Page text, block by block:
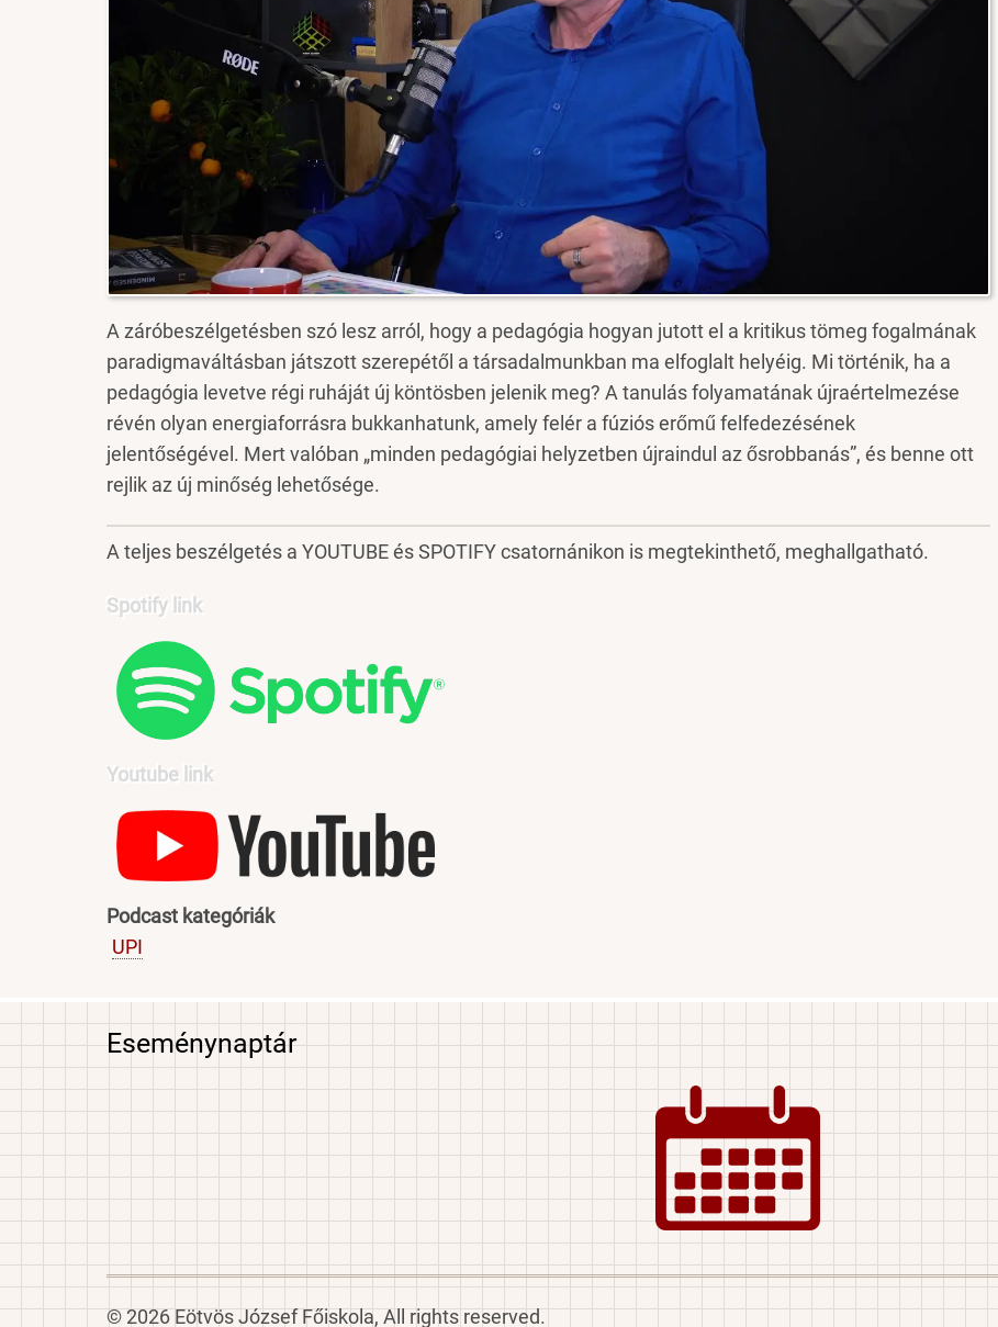
A záróbeszélgetésben szó lesz arról, hogy a pedagógia hogyan jutott el a kritikus tömeg fogalmának
paradigmaváltásban játszott szerepétől a társadalmunkban ma elfoglalt helyéig. Mi történik, ha a
pedagógia levetve régi ruháját új köntösben jelenik meg? A tanulás folyamatának újraértelmezése
révén olyan energiaforrásra bukkanhatunk, amely felér a fúziós erőmű felfedezésének
jelentőségével. Mert valóban „minden pedagógiai helyzetben újraindul az ősrobbanás”, és benne ott
rejlik az új minőség lehetősége.
A teljes beszélgetés a YOUTUBE és SPOTIFY csatornánikon is megtekinthető, meghallgatható.
Spotify link
Youtube link
Podcast kategóriák
UPI
Eseménynaptár
© 2026 Eötvös József Főiskola, All rights reserved.